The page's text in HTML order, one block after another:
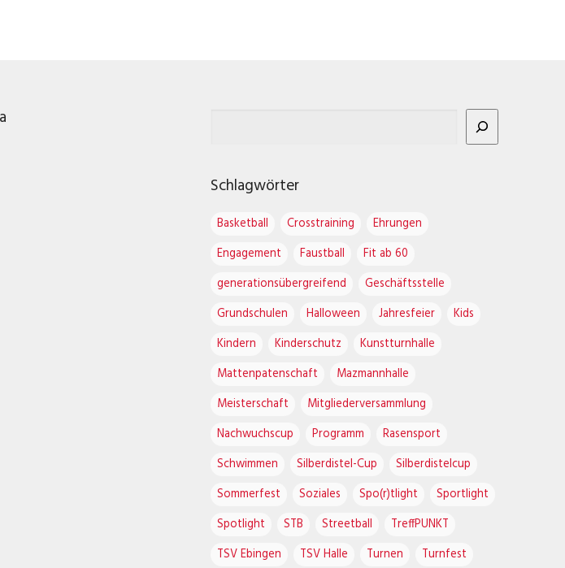
Schlagwörter
Basketball Crosstraining
Ehrungen
Engagement
Faustball
Fit ab 60
generationsübergreifend
Geschäftsstelle
Grundschulen
Halloween Jahresfeier
Kids
Kindern
Kinderschutz
Kunstturnhalle
Mattenpatenschaft
Mazmannhalle
Meisterschaft
Mitgliederversammlung
Nachwuchscup
Programm
Rasensport
Schwimmen
Silberdistel-Cup
Silberdistelcup
Sommerfest
Soziales Spo(r)tlight
Sportlight
Spotlight
STB Streetball
TreffPUNKT
TSV Ebingen
TSV Halle Turnen Turnfest